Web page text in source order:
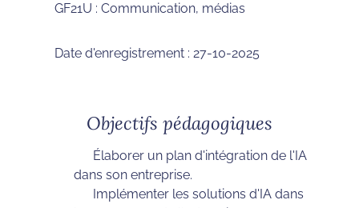
GF21U : Communication, médias
Date d'enregistrement : 27-10-2025
Objectifs pédagogiques
Élaborer un plan d'intégration de l'IA
dans son entreprise.
Implémenter les solutions d'IA dans